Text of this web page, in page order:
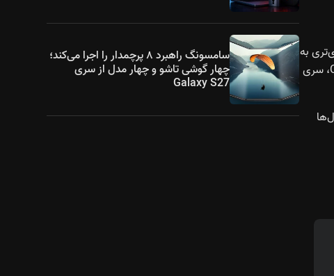
به
بازار EV دارد؛ به‌طوری‌که تا سال ۲۰۲۷، هفت مدل تمام‌برقی در آمریکا عرضه خواهد کرد. در سال ۲۰۲۶، دست‌کم چهار مدل CH-R EV، سری
سامسونگ راهبرد ۸ پرچمدار را اجرا می‌کند؛
چهار گوشی تاشو و چهار مدل از سری
Galaxy S27